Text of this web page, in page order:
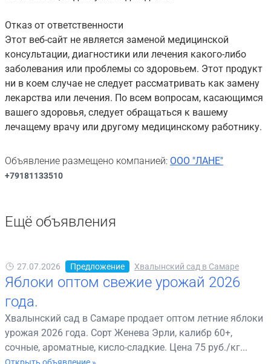
Отказ от ответственности
Этот веб-сайт не является заменой медицинской
консультации, диагностики или лечения какого-либо
заболевания или проблемы со здоровьем. Этот продукт
ни в коем случае не следует рассматривать как замену
лекарства или лечения. По всем вопросам, касающимся
вашего здоровья, следует обращаться к вашему
лечащему врачу или другому медицинскому работнику.
Объявление размещено компанией: ООО "ЛАНЕ"
+79181133510
Ещё объявления
27.07.2026 Предложение Хвалынский сад в Самаре
Яблоки оптом свежие урожай 2026
года.
Хвалынский сад в Самаре продает оптом летние яблоки
урожая 2026 года. Сорт Женева Эрли, калибр 60+,
сочные, ароматные, кисло-сладкие. Цена 75 руб./кг...